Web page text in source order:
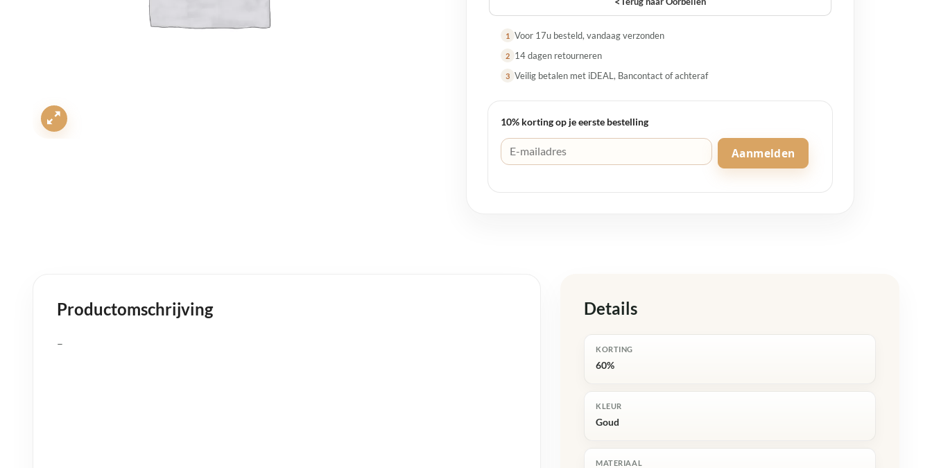
1 Voor 17u besteld, vandaag verzonden
2 14 dagen retourneren
3 Veilig betalen met iDEAL, Bancontact of achteraf
10% korting op je eerste bestelling
Aanmelden
Productomschrijving
–
Details
KORTING
60%
KLEUR
Goud
MATERIAAL